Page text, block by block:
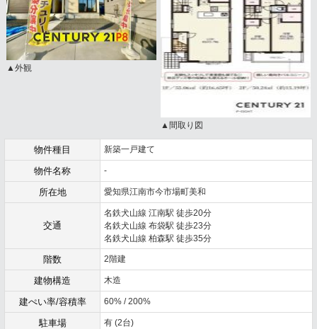
▲外観
▲間取り図
物件種目 新築一戸建て
物件名称 -
所在地 愛知県江南市今市場町美和
交通
名鉄犬山線 江南駅 徒歩20分
名鉄犬山線 布袋駅 徒歩23分
名鉄犬山線 柏森駅 徒歩35分
階数 2階建
建物構造 木造
建ぺい率/容積率 60% / 200%
駐車場 有 (2台)